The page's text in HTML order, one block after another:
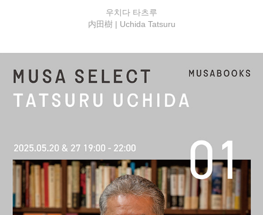
우치다 타츠루
内田樹 | Uchida Tatsuru